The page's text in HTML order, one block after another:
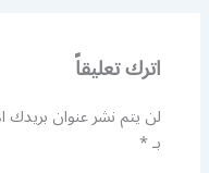
اترك تعليقاً
لن يتم نشر عنوان بريدك
بـ*